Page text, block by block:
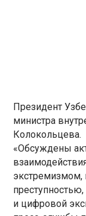
Президент
министра
Колокольцева.
«Обсуждены
экстремизмом,
и цифровой